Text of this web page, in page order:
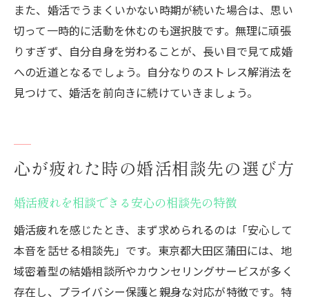
また、婚活でうまくいかない時期が続いた場合は、思い
切って一時的に活動を休むのも選択肢です。無理に頑張
りすぎず、自分自身を労わることが、長い目で見て成婚
への近道となるでしょう。自分なりのストレス解消法を
見つけて、婚活を前向きに続けていきましょう。
心が疲れた時の婚活相談先の選び方
婚活疲れを相談できる安心の相談先の特徴
婚活疲れを感じたとき、まず求められるのは「安心して
本音を話せる相談先」です。東京都大田区蒲田には、地
域密着型の結婚相談所やカウンセリングサービスが多く
存在し、プライバシー保護と親身な対応が特徴です。特